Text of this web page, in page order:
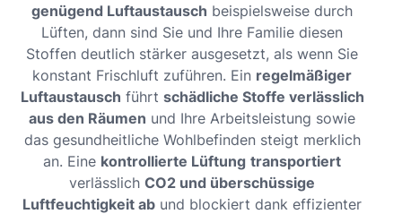
genügend Luftaustausch beispielsweise durch
Lüften, dann sind Sie und Ihre Familie diesen
Stoffen deutlich stärker ausgesetzt, als wenn Sie
konstant Frischluft zuführen. Ein regelmäßiger
Luftaustausch führt schädliche Stoffe verlässlich
aus den Räumen und Ihre Arbeitsleistung sowie
das gesundheitliche Wohlbefinden steigt merklich
an. Eine kontrollierte Lüftung transportiert
verlässlich CO2 und überschüssige
Luftfeuchtigkeit ab und blockiert dank effizienter